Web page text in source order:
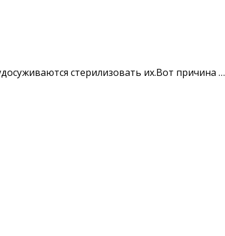
стерилизовать их.Вот причина …